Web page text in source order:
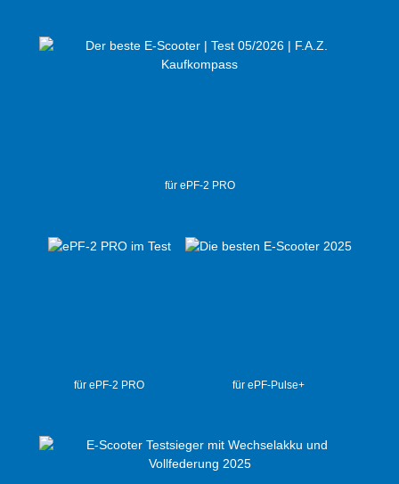
für ePF-2 PRO
für ePF-2 PRO für ePF-Pulse+